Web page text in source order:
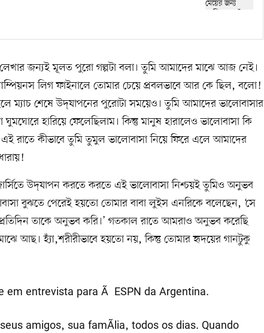
লেখার জন্যই মূলত পুরো গল্পটা বলা। তুমি আমাদের মাঝে আজ নেই।
লিগ ফাইনালে তোমার চেয়ে প্রবলভাবে আর কে ছিল, বলো!
ম্যাচ শেষে উদ্‌যাপনের পুরোটা সময়েও। তুমি আমাদের ভালোবাসার
হারিয়ে ফেলেছিলাম। কিন্তু মানুষ হারালেও ভালোবাসা কি
রাতে কীভাবে তুমি তুমুল ভালোবাসা নিয়ে ফিরে এলে আমাদের
উদ্‌যাপন করতে করতে এই ভালোবাসা নিশ্চয়ই তুমিও অনুভব
বুঝতে পেরেই হয়তো তোমার বাবা লুইস এনরিকে বলেছেন, ‘সে
তাকে অনুভব করি।’ গতকাল রাতে আমরাও অনুভব করেছি
আছ। হ্যাঁ,শরীরীভাবে হয়তো নয়, কিন্তু তোমার হৃদয়ের গানটুকু
em entrevista para Ã ESPN da Argentina.
amigos, sua famÃ­lia, todos os dias. Quando